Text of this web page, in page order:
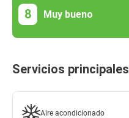
8 Muy bueno
Servicios principales
Aire acondicionado